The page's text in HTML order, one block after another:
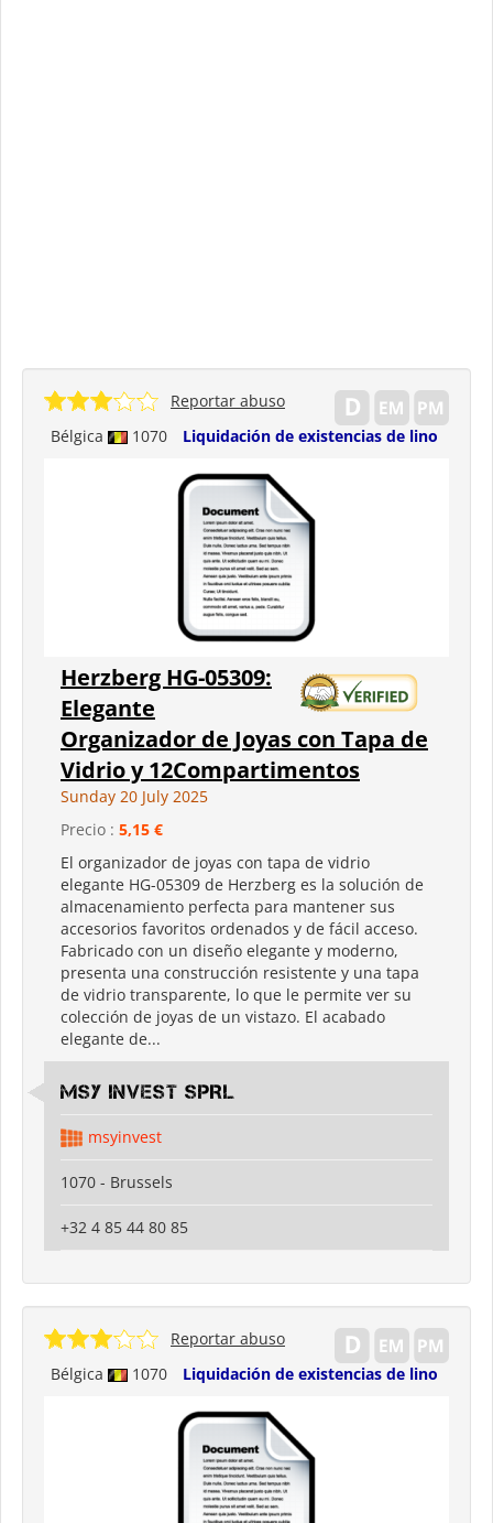
Bélgica 1070 Liquidación de existencias de lino
Reportar abuso
Herzberg HG-05309:
Elegante
Organizador de Joyas con Tapa de
Vidrio y 12Compartimentos
Sunday 20 July 2025
Precio : 5,15 €
El organizador de joyas con tapa de vidrio
elegante HG-05309 de Herzberg es la solución de
almacenamiento perfecta para mantener sus
accesorios favoritos ordenados y de fácil acceso.
Fabricado con un diseño elegante y moderno,
presenta una construcción resistente y una tapa
de vidrio transparente, lo que le permite ver su
colección de joyas de un vistazo. El acabado
elegante de...
MSY INVEST SPRL
msyinvest
1070 - Brussels
+32 4 85 44 80 85
Bélgica 1070 Liquidación de existencias de lino
Reportar abuso